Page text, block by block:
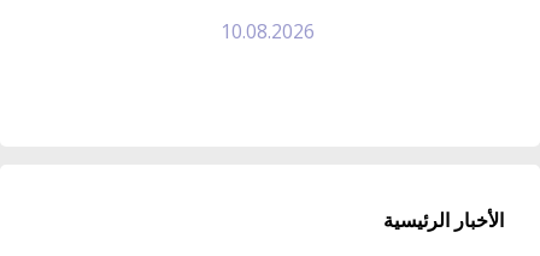
10.08.2026
الأخبار الرئيسية